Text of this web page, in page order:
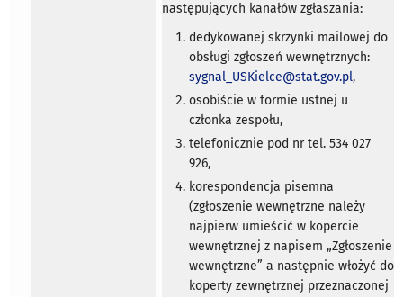
następujących kanałów zgłaszania:
dedykowanej skrzynki mailowej do
obsługi zgłoszeń wewnętrznych:
sygnal_USKielce@stat.gov.pl,
osobiście w formie ustnej u
członka zespołu,
telefonicznie pod nr tel. 534 027
926,
korespondencja pisemna
(zgłoszenie wewnętrzne należy
najpierw umieścić w kopercie
wewnętrznej z napisem „Zgłoszenie
wewnętrzne” a następnie włożyć do
koperty zewnętrznej przeznaczonej